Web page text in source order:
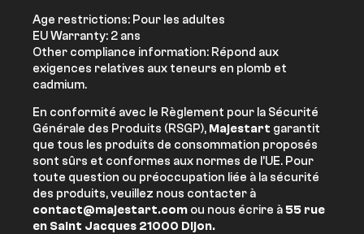
Age restrictions: Pour les adultes
EU Warranty: 2 ans
Other compliance information: Répond aux
exigences relatives aux teneurs en plomb et
cadmium.
En conformité avec le Règlement pour la Sécurité
Générale des Produits (RSGP), Majestart garantit
que tous les produits de consommation proposés
sont sûrs et conformes aux normes de l’UE. Pour
toute question ou préoccupation liée à la sécurité
des produits, veuillez nous contacter à
contact@majestart.com ou nous écrire à 55 rue
en Saint Jacques 21000 Dijon.